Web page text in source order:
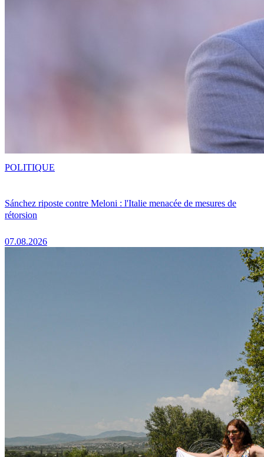
Sánchez riposte contre Meloni : l'Italie menacée de mesures de
rétorsion
07.08.2026
POLITIQUE